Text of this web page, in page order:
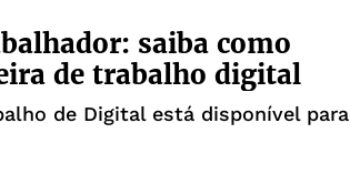
saiba como
de trabalho digital
de Digital está disponível para